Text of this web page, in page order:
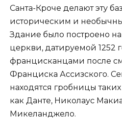
Санта-Кроче делают эту
историческим и
Здание было построено
церкви, датируемой 1252
францисканцами после
Франциска Ассизского.
находятся гробницы
как Данте, Николаус
Микеланджело.